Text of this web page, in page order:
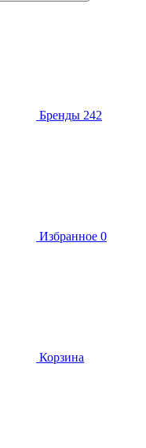
Бренды 242
Избранное 0
Корзина